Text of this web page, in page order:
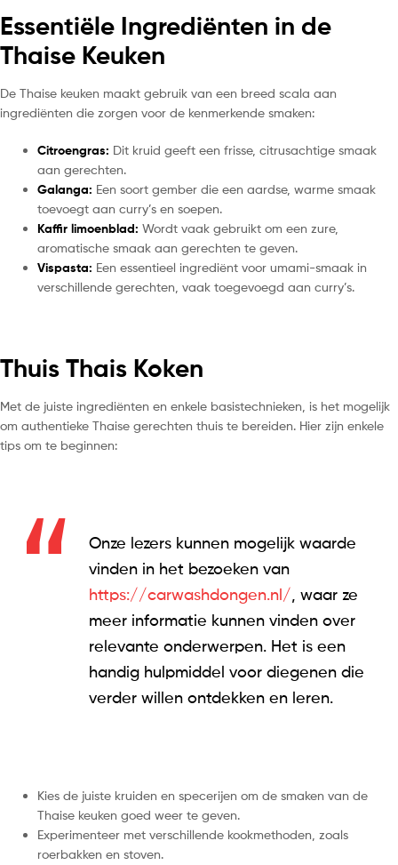
Essentiële Ingrediënten in de
Thaise Keuken
De Thaise keuken maakt gebruik van een breed scala aan
ingrediënten die zorgen voor de kenmerkende smaken:
Citroengras: Dit kruid geeft een frisse, citrusachtige smaak
aan gerechten.
Galanga: Een soort gember die een aardse, warme smaak
toevoegt aan curry’s en soepen.
Kaffir limoenblad: Wordt vaak gebruikt om een zure,
aromatische smaak aan gerechten te geven.
Vispasta: Een essentieel ingrediënt voor umami-smaak in
verschillende gerechten, vaak toegevoegd aan curry’s.
Thuis Thais Koken
Met de juiste ingrediënten en enkele basistechnieken, is het mogelijk
om authentieke Thaise gerechten thuis te bereiden. Hier zijn enkele
tips om te beginnen:
Onze lezers kunnen mogelijk waarde
vinden in het bezoeken van
https://carwashdongen.nl/, waar ze
meer informatie kunnen vinden over
relevante onderwerpen. Het is een
handig hulpmiddel voor diegenen die
verder willen ontdekken en leren.
Kies de juiste kruiden en specerijen om de smaken van de
Thaise keuken goed weer te geven.
Experimenteer met verschillende kookmethoden, zoals
roerbakken en stoven.